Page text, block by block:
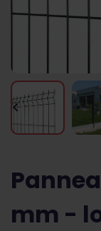
keyboard_arrow_left
mm -